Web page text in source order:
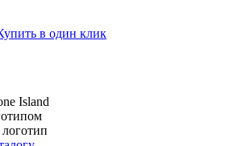
в один клик
Island